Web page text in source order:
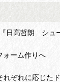
日高哲朗 シ
ォーム作りへ
ぞれに応じたド